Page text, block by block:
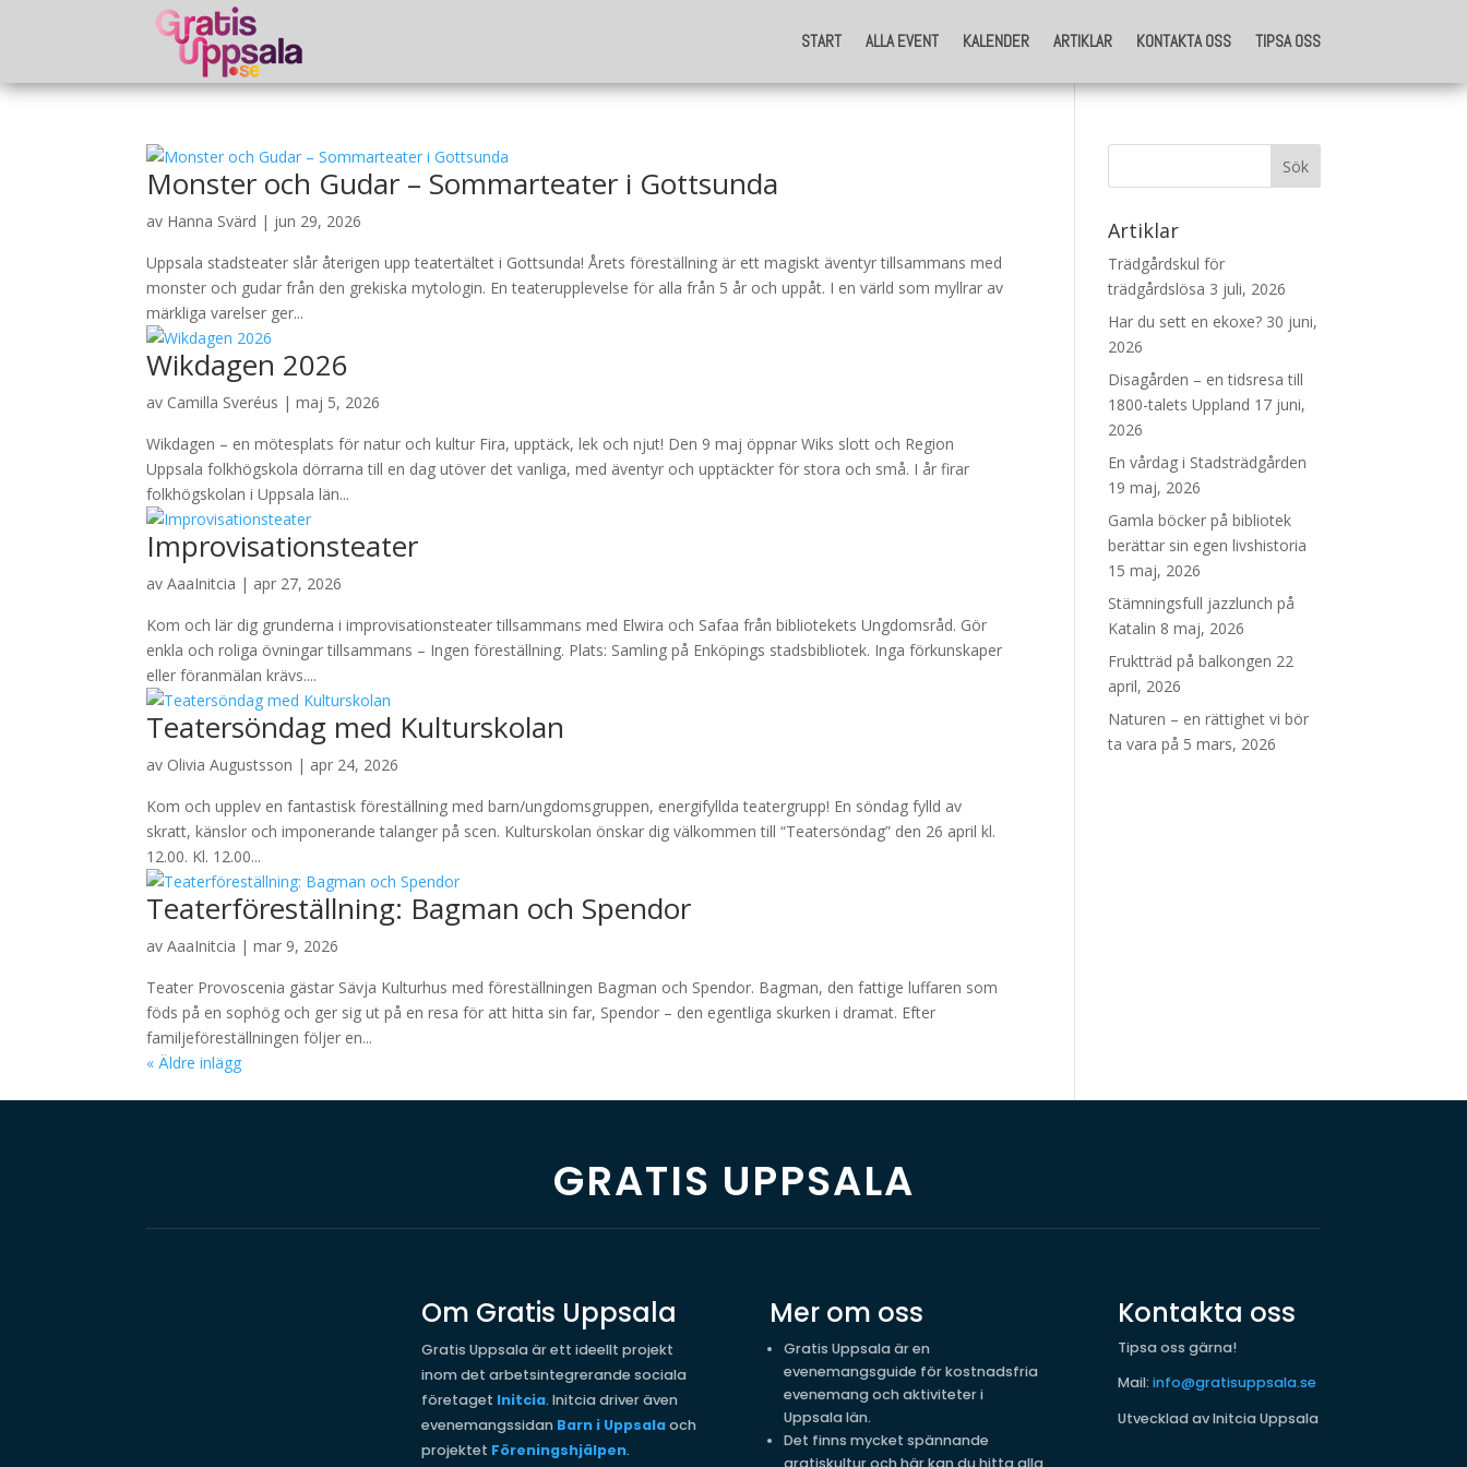
START ALLA EVENT KALENDER ARTIKLAR KONTAKTA OSS TIPSA OSS
START ALLA EVENT KALENDER ARTIKLAR KONTAKTA OSS TIPSA OSS
Monster och Gudar – Sommarteater i Gottsunda
av Hanna Svärd | jun 29, 2026
Uppsala stadsteater slår återigen upp teatertältet i Gottsunda! Årets föreställning är ett magiskt äventyr tillsammans med
monster och gudar från den grekiska mytologin. En teaterupplevelse för alla från 5 år och uppåt. I en värld som myllrar av
märkliga varelser ger...
Wikdagen 2026
av Camilla Sveréus |maj 5, 2026
Wikdagen – en mötesplats för natur och kultur Fira, upptäck, lek och njut! Den 9 maj öppnar Wiks slott och Region
Uppsala folkhögskola dörrarna till en dag utöver det vanliga, med äventyr och upptäckter för stora och små. I år firar
folkhögskolan i Uppsala län...
Improvisationsteater
avAaaInitcia | apr 27, 2026
Kom och lär dig grunderna i improvisationsteater tillsammans med Elwira och Safaa från bibliotekets Ungdomsråd. Gör
enkla och roliga övningar tillsammans – Ingen föreställning. Plats: Samling på Enköpings stadsbibliotek. Inga förkunskaper
eller föranmälan krävs....
Teatersöndag med Kulturskolan
av Olivia Augustsson | apr 24, 2026
Kom och upplev en fantastisk föreställning med barn/ungdomsgruppen, energifyllda teatergrupp! En söndag fylld av
skratt, känslor och imponerande talanger på scen. Kulturskolan önskar dig välkommen till “Teatersöndag” den 26 april kl.
12.00. Kl. 12.00...
Teaterföreställning: Bagman och Spendor
avAaaInitcia |mar 9, 2026
Teater Provoscenia gästar Sävja Kulturhus med föreställningen Bagman och Spendor. Bagman, den fattige luffaren som
föds på en sophög och ger sig ut på en resa för att hitta sin far, Spendor – den egentliga skurken i dramat. Efter
familjeföreställningen följer en...
« Äldre inlägg
Artiklar
Trädgårdskul för
trädgårdslösa 3 juli, 2026
Har du sett en ekoxe? 30 juni,
2026
Disagården – en tidsresa till
1800-talets Uppland 17 juni,
2026
En vårdag i Stadsträdgården
19 maj, 2026
Gamla böcker på bibliotek
berättar sin egen livshistoria
15 maj, 2026
Stämningsfull jazzlunch på
Katalin 8 maj, 2026
Fruktträd på balkongen 22
april, 2026
Naturen – en rättighet vi bör
ta vara på 5 mars, 2026
GRATIS UPPSALA
Om Gratis Uppsala
Gratis Uppsala är ett ideellt projekt
inom det arbetsintegrerande sociala
företaget Initcia. Initcia driver även
evenemangssidan Barn i Uppsalaoch
projektet Föreningshjälpen.
Mer om oss
Gratis Uppsala är en
evenemangsguide för kostnadsfria
evenemang och aktiviteter i
Uppsala län.
Det finns mycket spännande
gratiskultur och här kan du hitta alla
Kontakta oss
Tipsa oss gärna!
Mail:info@gratisuppsala.se
Utvecklad av Initcia Uppsala